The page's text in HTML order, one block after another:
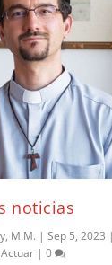
noticias
M.M. |Sep 5, 2023
Actuar |0